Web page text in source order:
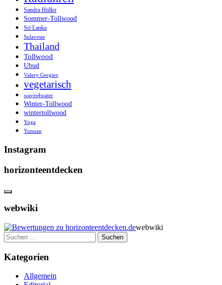
Sandra Hüller
Sommer-Tollwood
Sri Lanka
Sulavesie
Thailand
Tollwood
Ubud
Valery Gergiev
vegetarisch
waves4water
Winter-Tollwood
wintertollwood
Yoga
Yunnan
Instagram
horizonteentdecken
webwiki
webwiki
Suchen
nach:
Kategorien
Allgemein